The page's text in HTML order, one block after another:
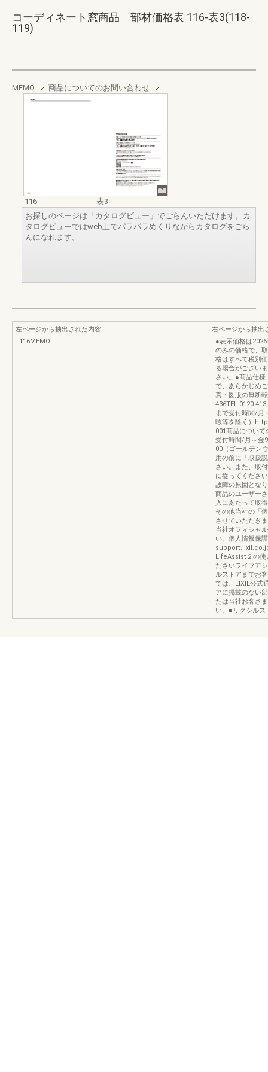
コーディネート窓商品 部材価格表 116-表3(118-
119)
MEMO 商品についてのお問い合わせ
116
表3
お探しのページは「カタログビュー」でごらんいただけます。カ
タログビューではweb上でパラパラめくりながらカタログをごら
んになれます。
左ページから抽出された内容
116MEMO
右ページから抽出
●表示価格は
のみの価格で、
格はすべて税別
る場合がござい
さい。●商品仕様
で、あらかじめ
真・図版の無断
436TEL.0120-
まで受付時間/月
暇等を除く）
001商品につい
受付時間/月～金
00（ゴールデン
用の前に「取扱
さい。また、取
に従ってくださ
故障の原因とな
商品のユーザー
入にあたって取
その他当社の「
させていただき
当社オフィシャ
い。個人情報保
LifeAssist２の使
ださいライフア
ルストアまでお
ては、LIXIL公式
アに掲載のない
たは当社お客さ
い。■リクシル